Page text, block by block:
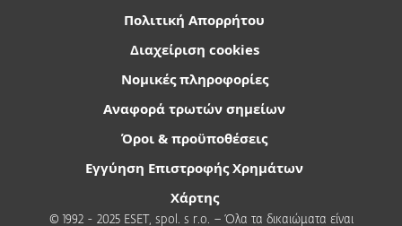
Πολιτική Απορρήτου
Διαχείριση cookies
Νομικές πληροφορίες
Αναφορά τρωτών σημείων
Όροι & προϋποθέσεις
Εγγύηση Επιστροφής Χρημάτων
Χάρτης
© 1992 - 2025 ESET, spol. s r.o. – Όλα τα δικαιώματα είναι